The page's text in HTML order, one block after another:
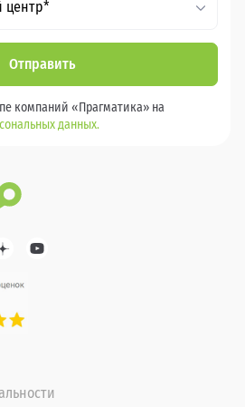
центр*
Отправить
компаний «Прагматика» на
данных.